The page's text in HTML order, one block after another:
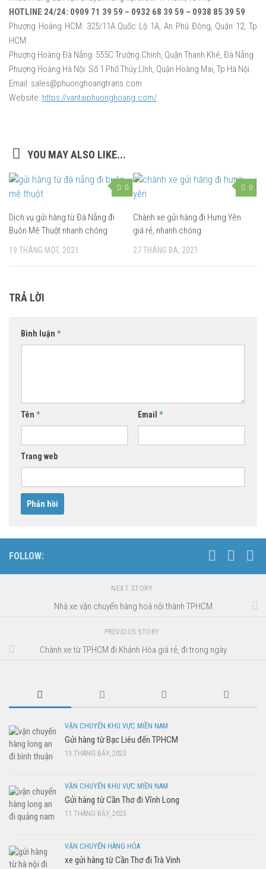
HOTLINE 24/24: 0909 71 39 59 – 0932 68 39 59 – 0938 85 39 59
Phượng Hoàng HCM: 325/11A Quốc Lộ 1A, An Phú Đông, Quận 12, Tp
HCM.
Phượng Hoàng Đà Nẵng: 555C Trường Chinh, Quận Thanh Khê, Đà Nẵng
Phượng Hoàng Hà Nội: Số 1 Phố Thúy Lĩnh, Quận Hoàng Mai, Tp Hà Nội.
Email: sales@phuonghoangtrans.com
Website: https://vantaiphuonghoang.com/
YOU MAY ALSO LIKE...
0
Dịch vụ gửi hàng từ Đà Nẵng đi
Buôn Mê Thuột nhanh chóng
19 THÁNG MỘT, 2021
0
Chành xe gửi hàng đi Hưng Yên
giá rẻ, nhanh chóng
27 THÁNG BA, 2021
TRẢ LỜI
Bình luận *
Tên * Email *
Trang web
FOLLOW:
NEXT STORY
Nhà xe vận chuyển hàng hoá nội thành TPHCM
PREVIOUS STORY
Chành xe từ TPHCM đi Khánh Hòa giá rẻ, đi trong ngày
VẬN CHUYỂN KHU VỰC MIỀN NAM
Gửi hàng từ Bạc Liêu đến TPHCM
13 THÁNG BẢY, 2023
VẬN CHUYỂN KHU VỰC MIỀN NAM
Gửi hàng từ Cần Thơ đi Vĩnh Long
11 THÁNG BẢY, 2023
VẬN CHUYỂN HÀNG HÓA
xe gửi hàng từ Cần Thơ đi Trà Vinh